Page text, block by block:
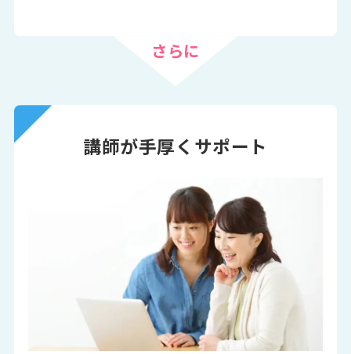
さらに
講師が手厚くサポート